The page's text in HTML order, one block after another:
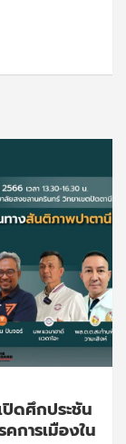
ปิดศึกประชัน
การเมืองใน